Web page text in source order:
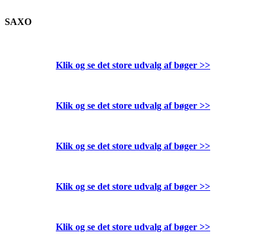
SAXO
Klik og se det store udvalg af bøger >>
Klik og se det store udvalg af bøger >>
Klik og se det store udvalg af bøger >>
Klik og se det store udvalg af bøger >>
Klik og se det store udvalg af bøger >>